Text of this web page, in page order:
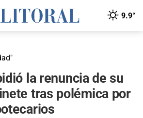
9.9°
la renuncia de su
tras polémica por